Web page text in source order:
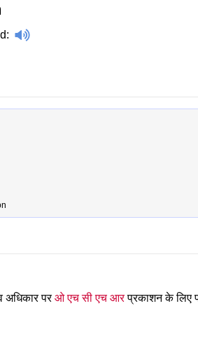
:
अधिकार परओ एच सी एच आरप्रकाशन के लिए